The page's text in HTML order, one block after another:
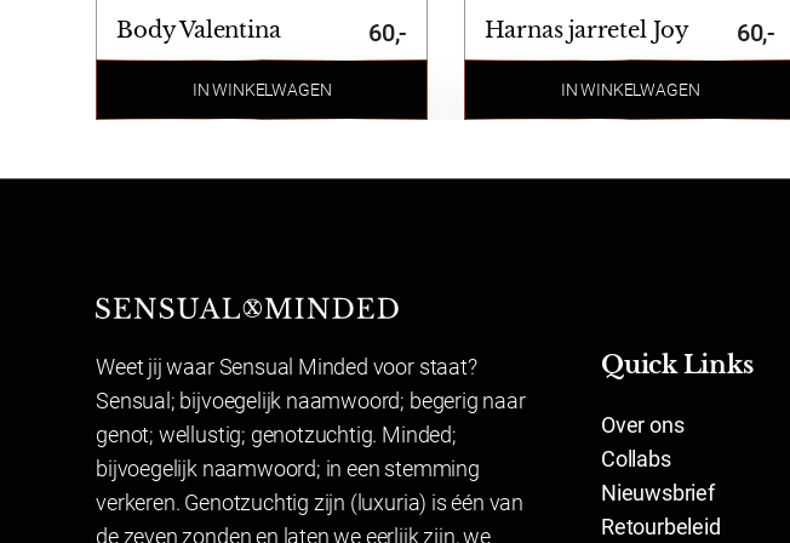
Body Valentina 60,-
IN WINKELWAGEN
Harnas jarretel Joy 60,-
IN WINKELWAGEN
Sensual Minded
Weet jij waar Sensual Minded voor staat?
Sensual; bijvoegelijk naamwoord; begerig naar
genot; wellustig; genotzuchtig. Minded;
bijvoegelijk naamwoord; in een stemming
verkeren. Genotzuchtig zijn (luxuria) is één van
de zeven zonden en laten we eerlijk zijn, we
Quick Links
Over ons
Collabs
Nieuwsbrief
Retourbeleid